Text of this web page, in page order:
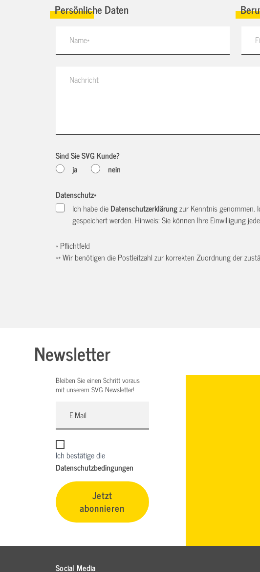
Persönliche Daten
Sind Sie SVG Kunde?
ja
nein
Datenschutz*
Ich habe dieDatenschutzerklärungzur Kenntnis genommen.
gespeichert werden. Hinweis: Sie können Ihre Einwilligung
* Pflichtfeld
** Wir benötigen die Postleitzahl zur korrekten Zuordnung der
Newsletter
Bleiben Sie einen Schritt voraus
mit unserem SVG Newsletter!
Ich bestätige die
Datenschutzbedingungen
Jetzt
abonnieren
Social Media